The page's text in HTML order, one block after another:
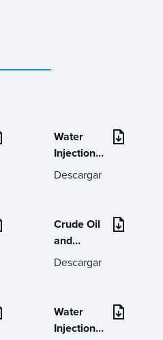
Water
Injection
Online
Technical
Descargar
Crude Oil
and
Condensate
Stabilisers
Descargar
Water
Injection